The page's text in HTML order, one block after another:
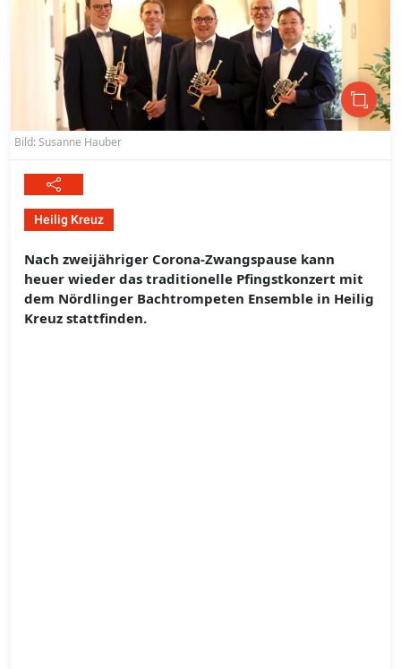
Bild: Susanne Hauber
Heilig Kreuz
Nach zweijähriger Corona-Zwangspause kann
heuer wieder das traditionelle Pfingstkonzert mit
dem Nördlinger Bachtrompeten Ensemble in Heilig
Kreuz stattfinden.